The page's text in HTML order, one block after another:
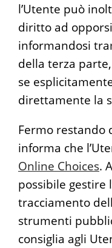
l’Utente può
diritto ad
informandosi
della terza
se
direttamente la
Fermo restando
informa che
Online Choices.
possibile gestire
tracciamento
strumenti
consiglia agli